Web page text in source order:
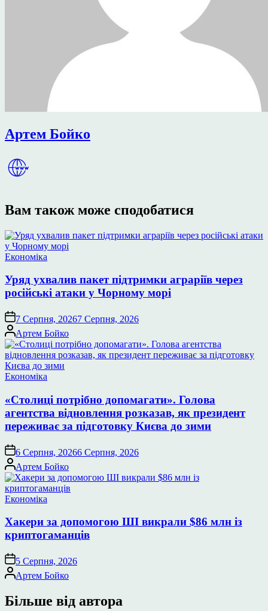
Артем Бойко
Вам також може сподобатися
Опублікувати
Економіка
Уряд ухвалив пакет підтримки аграріїв через
російські атаки у Чорному морі
7 Серпня, 20267 Серпня, 2026
Опубліковано
Артем Бойко
Опублікувати
Економіка
«Столиці потрібно допомагати». Голова
агентства відновлення розказав, як президент
переживає за підготовку Києва до зими
6 Серпня, 20266 Серпня, 2026
Опубліковано
Артем Бойко
Опублікувати
Економіка
Хакери за допомогою ШІ викрали $86 млн із
криптогаманців
5 Серпня, 2026
Опубліковано
Артем Бойко
Більше від автора